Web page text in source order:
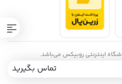
تماس بگیرید
اینترنتی روبیکس می‌باشد.